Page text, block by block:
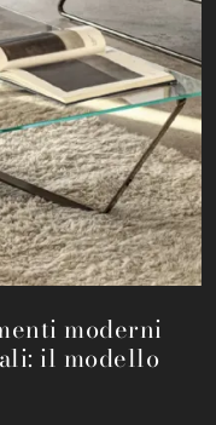
moderni
il modello